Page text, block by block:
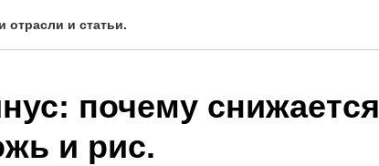
отрасли и статьи.
почему снижается
и рис.